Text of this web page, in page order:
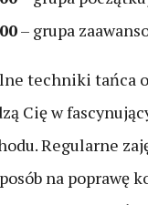
– grupa
techniki tańca
Cię w
Regularne
na poprawę